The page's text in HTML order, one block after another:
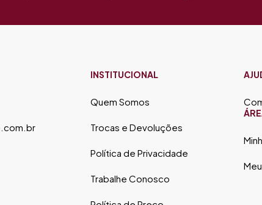
INSTITUCIONAL
Quem Somos
Trocas e Devoluções
Política de Privacidade
Trabalhe Conosco